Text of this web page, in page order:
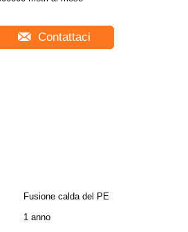
Contattaci
Fusione calda del PE
1 anno